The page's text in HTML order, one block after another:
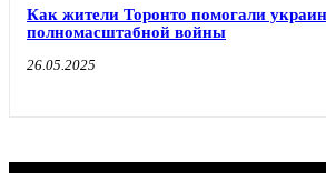
Как жители Торонто помогали
полномасштабной войны
26.05.2025